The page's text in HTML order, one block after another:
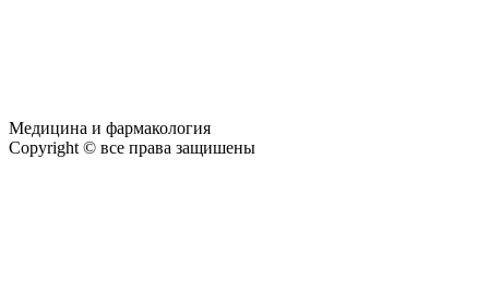
Медицина и фармакология
Copyright © все права защишены